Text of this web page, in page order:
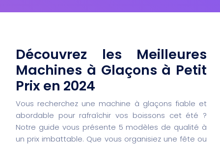
Découvrez les Meilleures
Machines à Glaçons à Petit
Prix en 2024
Vous recherchez une machine à glaçons fiable et
abordable pour rafraîchir vos boissons cet été ?
Notre guide vous présente 5 modèles de qualité à
un prix imbattable. Que vous organisiez une fête ou